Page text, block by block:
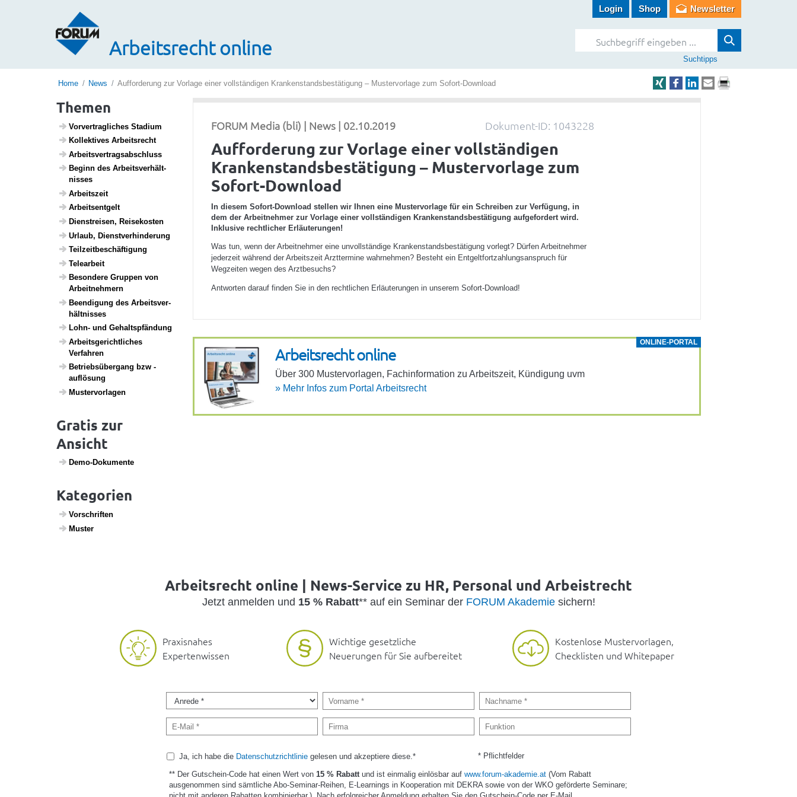
Arbeitsrecht online
Login Shop Newsletter
Suchtipps
Home News Aufforderung zur Vorlage einer vollständigen Krankenstandsbestätigung – Mustervorlage zum Sofort-Download
Themen
Vorver­trag­li­ches Stadium
Kollek­tives Arbeits­recht
Arbeits­ver­trags­ab­schluss
Beginn des Arbeits­ver­hält­
nisses
Arbeits­zeit
Arbeits­ent­gelt
Dien­st­reisen, Reise­kosten
Urlaub, Dienst­ver­hin­de­rung
Teil­zeit­be­schäf­ti­gung
Telea­r­beit
Beson­dere Gruppen von
Arbeit­neh­mern
Been­di­gung des Arbeits­ver­
hält­nisses
Lohn- und Gehalts­pfän­dung
Arbeits­ge­richt­li­ches
Verfahren
Betriebs­über­gang bzw -
auflö­sung
Muster­vor­lagen
Gratis zur
Ansicht
Demo-Doku­mente
Kategorien
Vorschriften
Muster
Dokument-ID: 1043228
FORUM Media (bli) | News | 02.10.2019
Aufforderung zur Vorlage einer vollständigen
Krankenstandsbestätigung – Mustervorlage zum
Sofort-Download
In diesem Sofort-Download stellen wir Ihnen eine Mustervorlage für ein Schreiben zur Verfügung, in
dem der Arbeitnehmer zur Vorlage einer vollständigen Krankenstandsbestätigung aufgefordert wird.
Inklusive rechtlicher Erläuterungen!
Was tun, wenn der Arbeitnehmer eine unvollständige Krankenstandsbestätigung vorlegt? Dürfen Arbeitnehmer
jederzeit während der Arbeitszeit Arzttermine wahrnehmen? Besteht ein Entgeltfortzahlungsanspruch für
Wegzeiten wegen des Arztbesuchs?
Antworten darauf finden Sie in den rechtlichen Erläuterungen in unserem Sofort-Download!
ONLINE-PORTAL
Arbeits­recht online
Über 300 Muster­vor­lagen, Fach­in­for­ma­tion zu Arbeits­zeit, Kündi­gung uvm
» Mehr Infos zum Portal Arbeits­recht
Arbeitsrecht online | News-Service zu HR, Personal und Arbeistrecht
Jetzt anmelden und 15 % Rabatt** auf ein Seminar der FORUM Akademiesichern!
Praxisnahes
Expertenwissen
Wichtige gesetzliche
Neuerungen für Sie aufbereitet
Kostenlose Mustervorlagen,
Checklisten und Whitepaper
Ja, ich habe die Datenschutzrichtliniegelesen und akzeptiere diese.* * Pflichtfelder
** Der Gutschein-Code hat einen Wert von 15 % Rabattund ist einmalig einlösbar aufwww.forum-akademie.at (Vom Rabatt
ausgenommen sind sämtliche Abo-Seminar-Reihen, E-Learnings in Kooperation mit DEKRA sowie von der WKO geförderte Seminare;